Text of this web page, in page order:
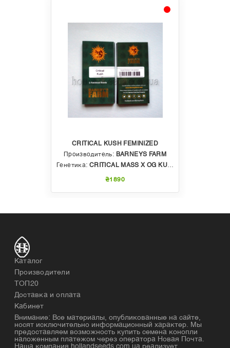
CRITICAL KUSH FEMINIZED
Производитель: BARNEYS FARM
Генетика: CRITICAL MASS X OG KUSH
₴1890
Каталог
Производители
ТОП20
Доставка и оплата
Кабинет
Внимание: Все материалы, опубликованные на сайте,
носят исключительно информационный характер. Мы
предоставляем возможность купить семена конопли
наложенным платежом через оператора Новая Почта.
Наша компания hollandseeds.com.ua реализует